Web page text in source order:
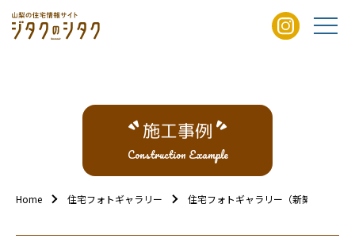
施工事例
Construction Example
Home 住宅フォトギャラリー 住宅フォトギャラリー（新築外観）